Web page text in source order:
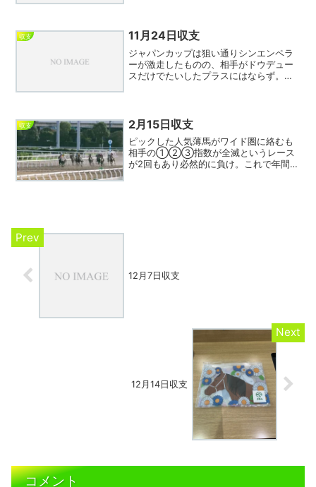
しか当たらず大幅マ...
収支 11月24日収支
ジャパンカップは狙い通りシンエンペラ
ーが激走したものの、相手がドウデュー
スだけでたいしたプラスにはならず。惜
いビッグシーザー...
収支 2月15日収支
ピックした人気薄馬がワイド圏に絡むも
相手の①②③指数が全滅というレース
が2回もあり必然的に負け。これで年間収
12月7日収支
12月14日収支
コメント